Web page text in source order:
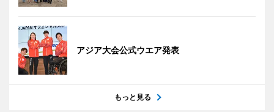
アジア大会公式ウエア発表
もっと見る